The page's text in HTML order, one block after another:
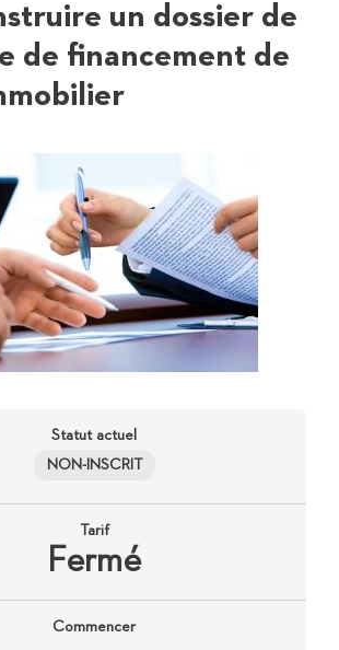
un dossier de
de financement de
Statut actuel
NON-INSCRIT
Tarif
Fermé
Commencer